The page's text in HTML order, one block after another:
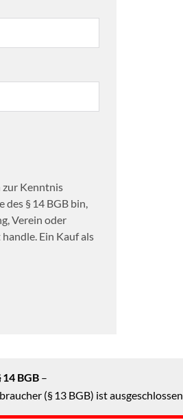
zur Kenntnis
§ 14 BGB bin,
Verein oder
Ein Kauf als
BGB–
(§ 13 BGB) ist ausgeschlossen.